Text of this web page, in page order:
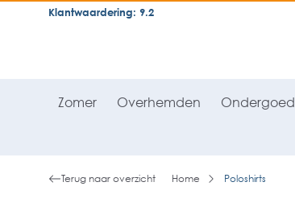
general.skipToNavigation
Klantwaardering: 9.2
Zomer Overhemden Ondergoed
Terug naar overzicht Home Poloshirts